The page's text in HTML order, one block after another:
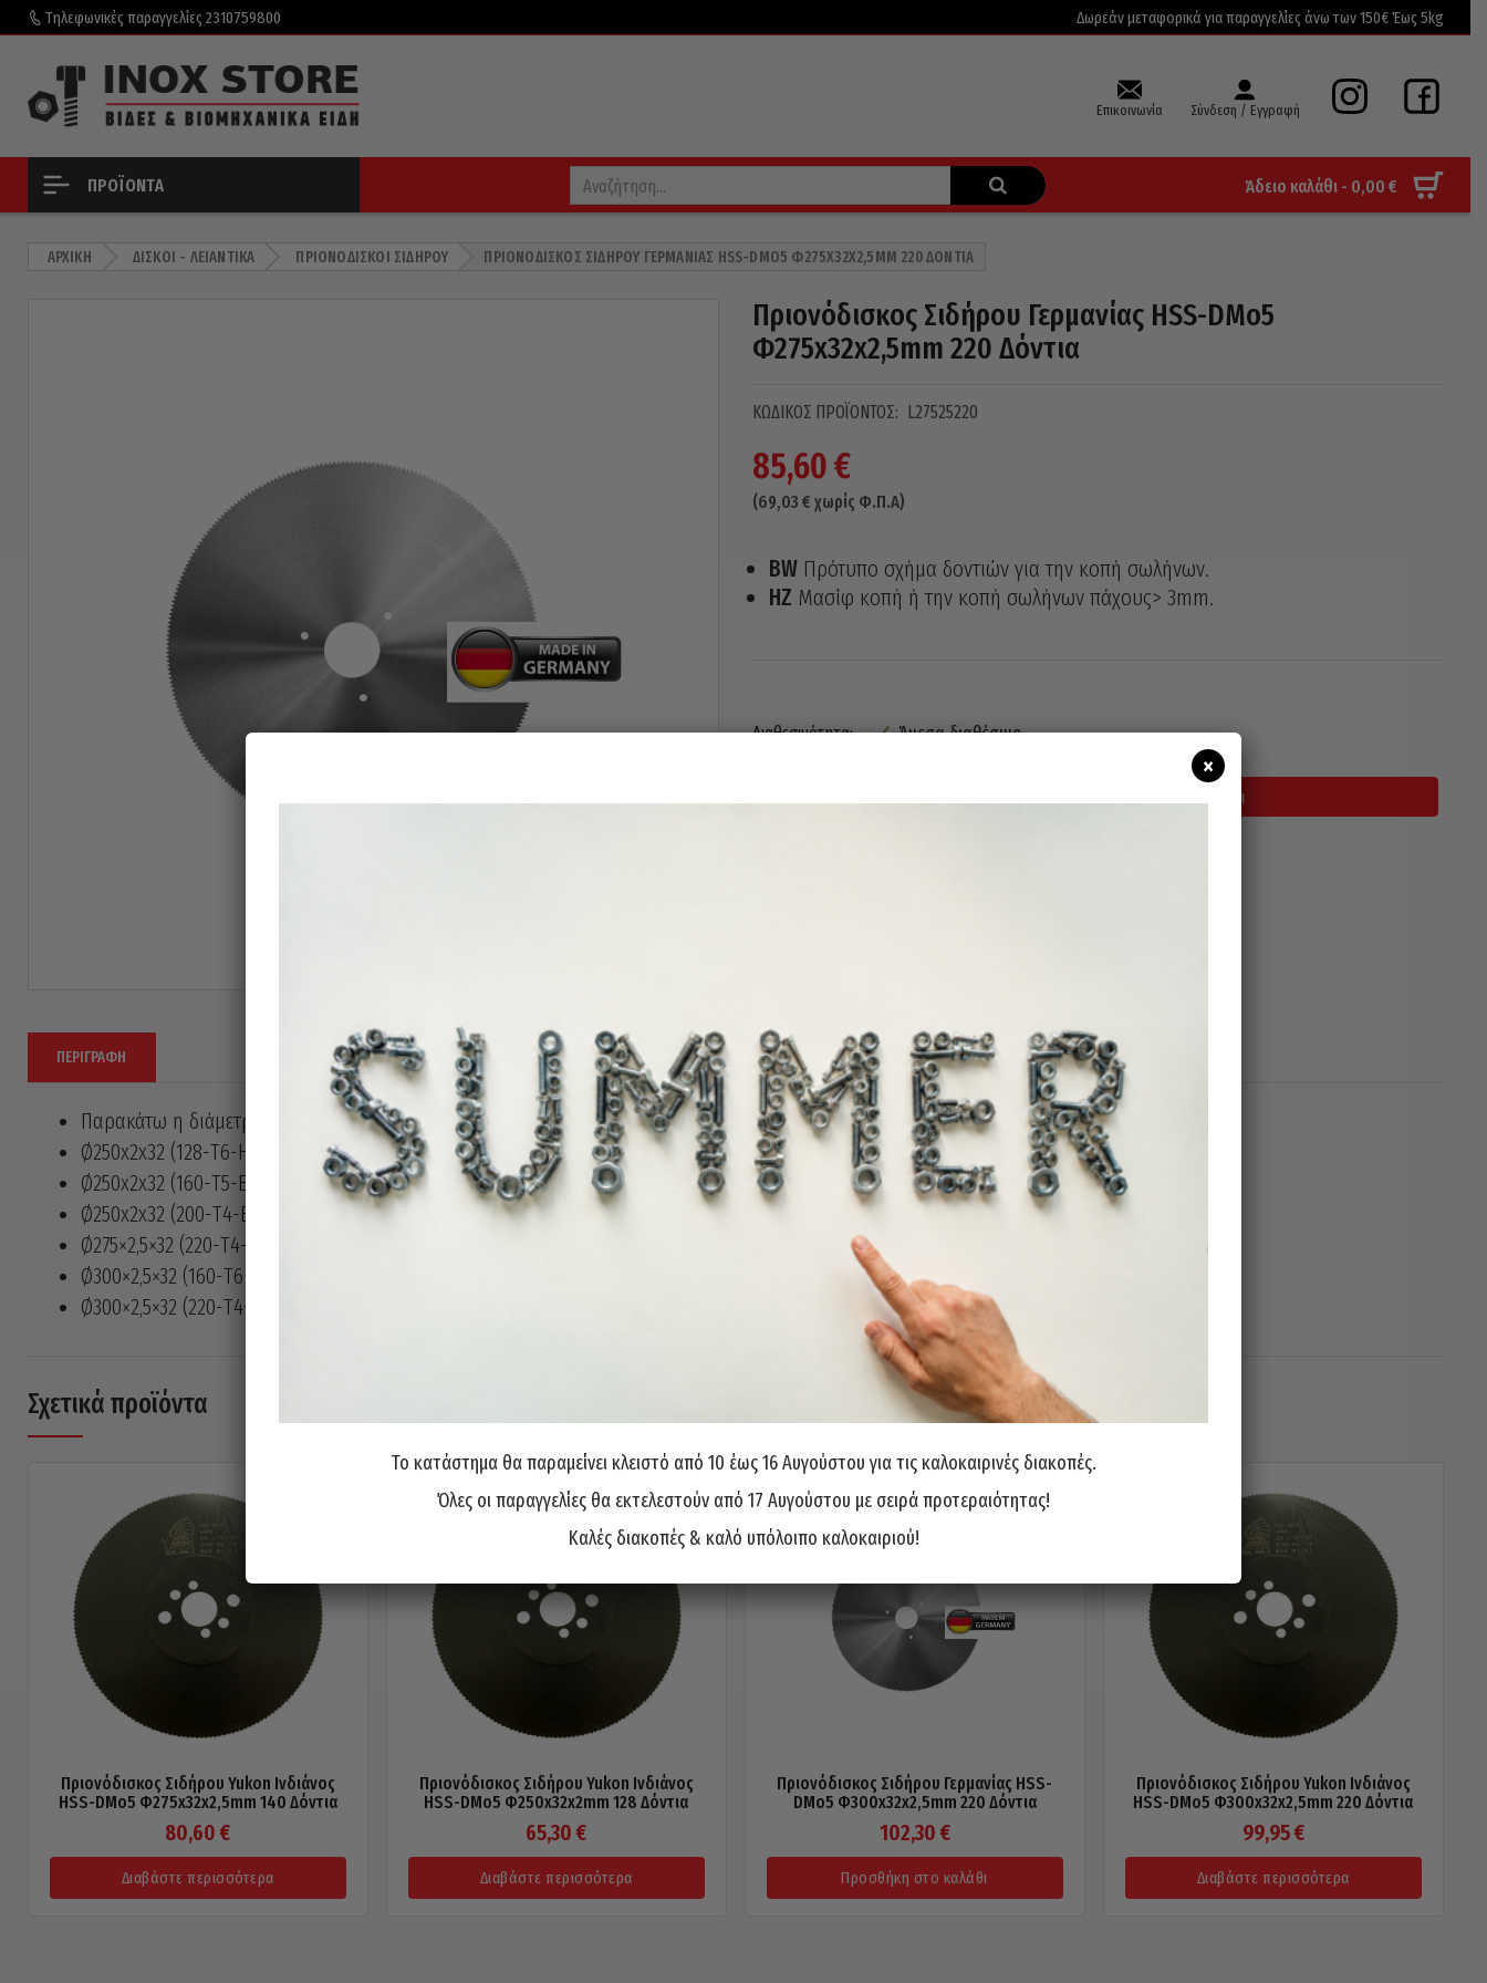
Τηλεφωνικές παραγγελίες 2310759800 Δωρεάν μεταφορικά για παραγγελίες άνω των 150€ Έως 5kg
Επικοινωνία Σύνδεση / Εγγραφή
ΠΡΟΪΌΝΤΑ Άδειο καλάθι - 0,00 €
ΑΡΧΙΚΉ ΔΊΣΚΟΙ - ΛΕΙΑΝΤΙΚΆ ΠΡΙΟΝΌΔΙΣΚΟΙ ΣΙΔΉΡΟΥ ΠΡΙΟΝΌΔΙΣΚΟΣ ΣΙΔΉΡΟΥ ΓΕΡΜΑΝΊΑΣ HSS-DMO5 Φ275X32X2,5MM 220 ΔΌΝΤΙΑ
Πριονόδισκος Σιδήρου Γερμανίας HSS-DMo5
Φ275x32x2,5mm 220 Δόντια
ΚΩΔΙΚΌΣ ΠΡΟΪΌΝΤΟΣ: L27525220
85,60€
(69,03 € χωρίς Φ.Π.Α)
BWΠρότυπο σχήμα δοντιών για την κοπή σωλήνων.
HZ Μασίφ κοπή ή την κοπή σωλήνων πάχους> 3mm.
Διαθεσιμότητα: Άμεσα διαθέσιμο
Προσθήκη Στο Καλάθι
ΠΕΡΙΓΡΑΦΉ
Παρακάτω η διάμετρος, ο αριθμός των δοντών, το βήμα και η μορφή των δοντιών:
Ø250x2x32 (128-Τ6-HZ)
Ø250x2x32 (160-Τ5-BW)
Ø250x2x32 (200-Τ4-BW)
Ø275×2,5×32 (220-Τ4-BW)
Ø300×2,5×32 (160-Τ6-HZ)
Ø300×2,5×32 (220-Τ4-BW)
Σχετικά προϊόντα
Πριονόδισκος Σιδήρου Yukon Ινδιάνος
HSS-DMo5 Φ275x32x2,5mm 140 Δόντια
80,60 €
Διαβάστε περισσότερα
Πριονόδισκος Σιδήρου Yukon Ινδιάνος
HSS-DMo5 Φ250x32x2mm 128 Δόντια
65,30 €
Διαβάστε περισσότερα
Πριονόδισκος Σιδήρου Γερμανίας HSS-
DMo5 Φ300x32x2,5mm 220 Δόντια
102,30 €
Προσθήκη στο καλάθι
Πριονόδισκος Σιδήρου Yukon Ινδιάνος
HSS-DMo5 Φ300x32x2,5mm 220 Δόντια
99,95€
Διαβάστε περισσότερα
Το κατάστημα θα παραμείνει κλειστό από 10 έως 16 Αυγούστου για τις καλοκαιρινές διακοπές.
Όλες οι παραγγελίες θα εκτελεστούν από 17 Αυγούστου με σειρά προτεραιότητας!
Καλές διακοπές & καλό υπόλοιπο καλοκαιριού!
×